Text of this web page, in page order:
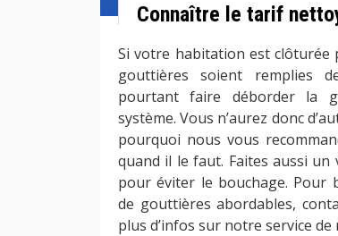
Connaître le tarif
Si votre habitation est clôturée
gouttières soient remplies
pourtant faire déborder la
système. Vous n’aurez donc
pourquoi nous vous
quand il le faut. Faites aussi
pour éviter le bouchage. Pour
de gouttières abordables,
plus d’infos sur notre service